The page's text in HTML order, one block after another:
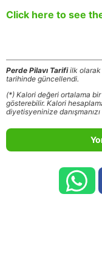
Click here to see
Perde Pilavı Tarifiilk olarak
tarihinde güncellendi.
(*) Kalori değeri ortalama
gösterebilir. Kalori
diyetisyeninize